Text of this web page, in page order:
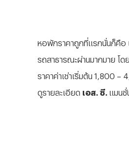
หอพักราคาถูกที่แรกนั่นก็คือ
รถสาธารณะผ่านมากมาย โ
ราคาค่าเช่าเริ่มต้น 1,800 –
ดูรายละเอียด เอส. ซี. แมนชั่